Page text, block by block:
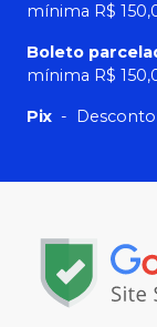
mínima R$
Boleto
mínima R$
Pix - Desconto